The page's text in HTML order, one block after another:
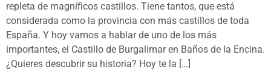
repleta de magníficos castillos. Tiene tantos, que está
considerada como la provincia con más castillos de toda
España. Y hoy vamos a hablar de uno de los más
importantes, el Castillo de Burgalimar en Baños de la Encina.
¿Quieres descubrir su historia? Hoy te la […]